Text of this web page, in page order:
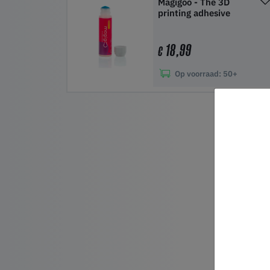
Magigoo - The 3D
printing adhesive
€ 18,99
Op voorraad: 50+